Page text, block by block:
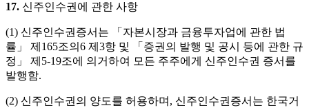
17. 신주인수권에 관한 사항
(1) 신주인수권증서는 「자본시장과 금융투자업에 관한 법
률」 제 165조의 6 제 3항 및 「증권의 발행 및 공시 등에 관한 규
정」 제 5-19조에 의거하여 모든 주주에게 신주인수권 증서를
발행함.
(2) 신주인수권의 양도를 허용하며 , 신주인수권증서는 한국거